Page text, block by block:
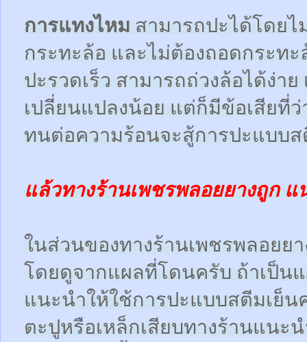
การแทงไหม สามารถปะได้โดยไ
กระทะล้อ และไม่ต้องถอดกระทะ
ปะรวดเร็ว สามารถถ่วงล้อได้ง่า
เปลี่ยนแปลงน้อย แต่ก็มีข้อเสียที่
ทนต่อความร้อนจะสู้การปะแบบ
แล้วทางร้านเพชรพลอยยางถูก
ในส่วนของทางร้านเพชรพลอยย
โดยดูจากแผลที่โดนครับ ถ้าเป็น
แนะนำให้ใช้การปะแบบสตีมเย็
ตะปูหรือเหล็กเสียบทางร้านแนะ